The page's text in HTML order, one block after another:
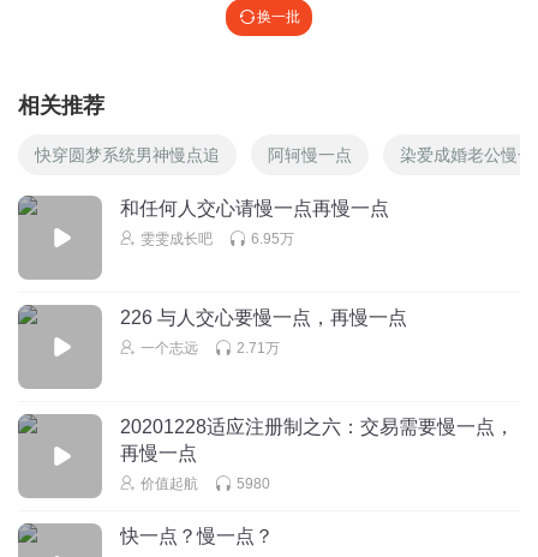
换一批
相关推荐
快穿圆梦系统男神慢点追 阿轲慢一点 染爱成婚老公慢一
和任何人交心请慢一点再慢一点
雯雯成长吧 6.95万
226 与人交心要慢一点，再慢一点
一个志远 2.71万
20201228适应注册制之六：交易需要慢一点，
再慢一点
价值起航 5980
快一点？慢一点？